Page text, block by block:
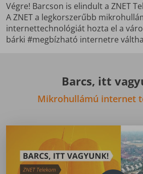
Végre! Barcson is elindult a ZNET
A ZNET a legkorszerűbb
internettechnológiát hozta el a
bárki #megbízható internetre
Barcs, itt
Mikrohullámú internet